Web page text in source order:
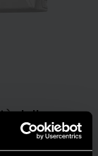
della